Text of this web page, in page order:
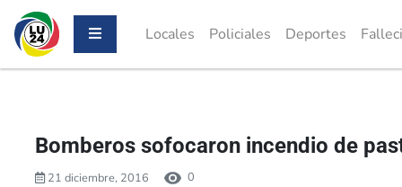
Locales Policiales Deportes
Bomberos sofocaron incendio de
21 diciembre, 2016 0